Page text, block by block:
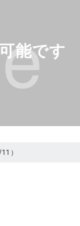
能です
）